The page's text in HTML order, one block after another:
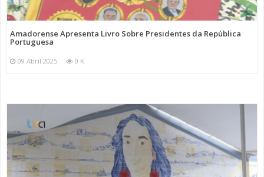
Amadorense Apresenta Livro Sobre Presidentes da República
Portuguesa
09 Abril 2025 0 K